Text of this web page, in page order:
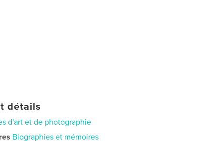
détails
d'art et de photographie
Biographies et mémoires